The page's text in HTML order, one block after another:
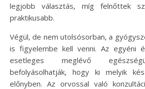
legjobb választás, míg felnőttek
praktikusabb.
Végül, de nem utolsósorban, a
is figyelembe kell venni. Az egyéni
esetleges meglévő
befolyásolhatják, hogy ki melyik
előnyben. Az orvossal való